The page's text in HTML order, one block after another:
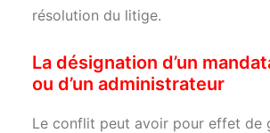
résolution du litige.
La désignation d’un
ou d’un administrateur
Le conflit peut avoir pour effet de